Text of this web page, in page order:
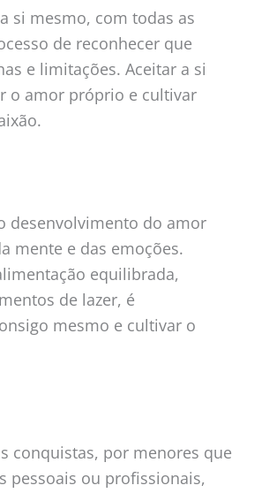
si mesmo, com todas as
de reconhecer que
e limitações. Aceitar a si
o amor próprio e cultivar
desenvolvimento do amor
mente e das emoções.
equilibrada,
de lazer, é
mesmo e cultivar o
conquistas, por menores que
pessoais ou profissionais,